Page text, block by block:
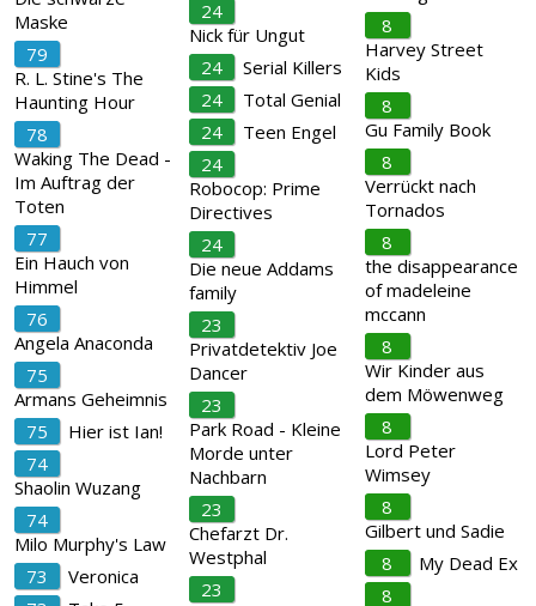
Maske
79
R. L. Stine's The
Haunting Hour
78
Waking The Dead -
Im Auftrag der
Toten
77
Ein Hauch von
Himmel
76
Angela Anaconda
75
Armans Geheimnis
75
Hier ist Ian!
74
Shaolin Wuzang
74
Milo Murphy's Law
73
Veronica
24
Nick für Ungut
24
Serial Killers
24
Total Genial
24
Teen Engel
24
Robocop: Prime
Directives
24
Die neue Addams
family
23
Privatdetektiv Joe
Dancer
23
Park Road - Kleine
Morde unter
Nachbarn
23
Chefarzt Dr.
Westphal
23
8
Harvey Street
Kids
8
Gu Family Book
8
Verrückt nach
Tornados
8
the disappearance
of madeleine
mccann
8
Wir Kinder aus
dem Möwenweg
8
Lord Peter
Wimsey
8
Gilbert und Sadie
8
My Dead Ex
8